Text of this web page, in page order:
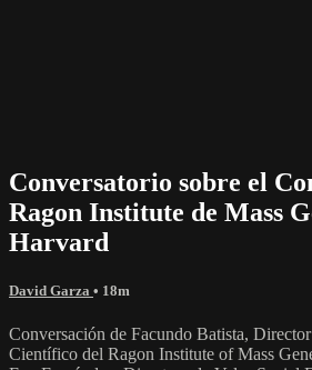
Conversatorio sobre el
Ragon Institute de Mass
Harvard
David Garza • 18m
Conversación de Facundo Batista,
Científico del Ragon Institute of Mass